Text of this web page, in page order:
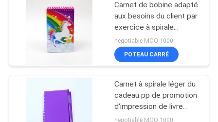
Impression
d'autocollant
d'enfants
20
Carnet de bobine adapté
aux besoins du client par
exercice à spirale
stationnaire de camarade
de classe d'impression
de livre d'école
negotiable MOQ:1000
POTEAU CARRÉ
Carnet à spirale léger du
cadeau pp de promotion
d'impression de livre
avec le stylo
negotiable MOQ:1000